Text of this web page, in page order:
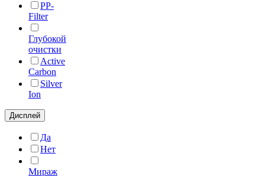
PP-
Filter
Глубокой
очистки
Active
Carbon
Silver
Ion
Дисплей
Да
Нет
Мираж